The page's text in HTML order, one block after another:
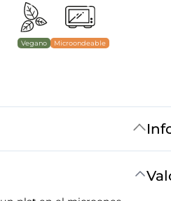
Vegano Microondeable